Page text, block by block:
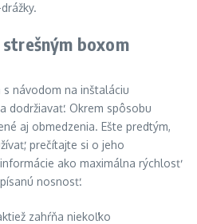
boxom
s návodom na inštaláciu
dodržiavať. Okrem spôsobu
aj obmedzenia. Ešte predtým,
prečítajte si o jeho
ako maximálna rýchlosť
nosnosť.
zahŕňa niekoľko